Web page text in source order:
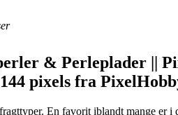
& Perleplader ||
pixels fra
En favorit iblandt mange er i